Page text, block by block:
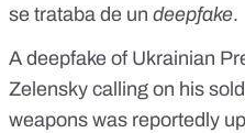
se trataba de un deepfake.
A deepfake of Ukrainian
Zelensky calling on his
weapons was reportedly